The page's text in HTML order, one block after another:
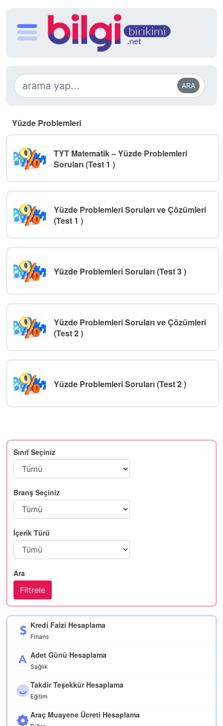
ARA
Yüzde Problemleri
TYT Matematik – Yüzde Problemleri
Soruları (Test 1 )
Yüzde Problemleri Soruları ve Çözümleri
(Test 1 )
Yüzde Problemleri Soruları (Test 3 )
Yüzde Problemleri Soruları ve Çözümleri
(Test 2 )
Yüzde Problemleri Soruları (Test 2 )
Sınıf Seçiniz
Branş Seçiniz
İçerik Türü
Ara
Kredi Faizi Hesaplama
Finans
Adet Günü Hesaplama
Sağlık
Takdir Teşekkür Hesaplama
Eğitim
Araç Muayene Ücreti Hesaplama